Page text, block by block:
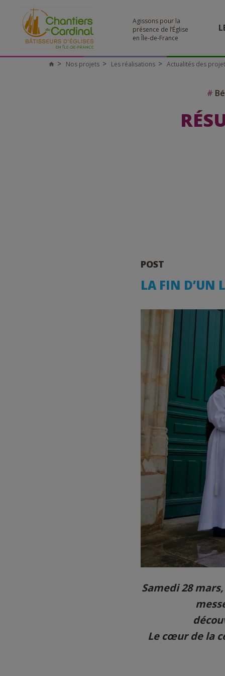
Agissons pour la
présence de l’Église
en Île-de-France
Nos projets Les réalisations Actualités des
#
POST
LA FIN D’UN
Samedi 28
Le cœur de la